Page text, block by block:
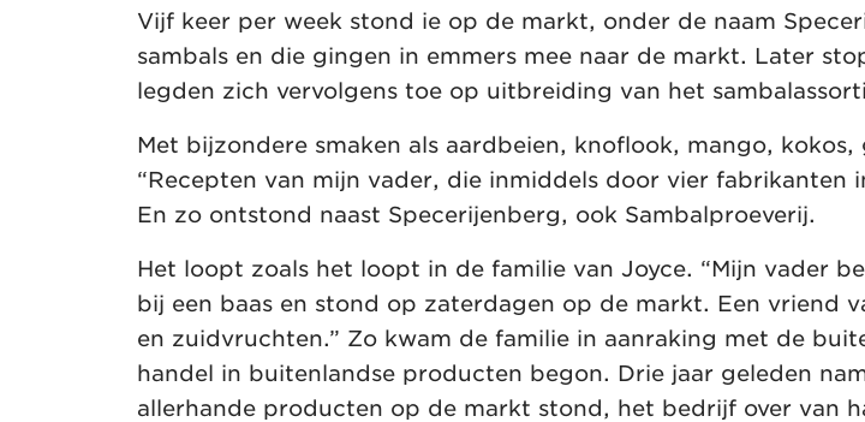
Vijf keer per week stond ie op de markt, onder de naam
sambals en die gingen in emmers mee naar de markt. Later
legden zich vervolgens toe op uitbreiding van het
Met bijzondere smaken als aardbeien, knoflook, mango,
“Recepten van mijn vader, die inmiddels door vier fabrikanten
En zo ontstond naast Specerijenberg, ook Sambalproeverij.
Het loopt zoals het loopt in de familie van Joyce. “Mijn vader
bij een baas en stond op zaterdagen op de markt. Een vriend
en zuidvruchten.” Zo kwam de familie in aanraking met de
handel in buitenlandse producten begon. Drie jaar geleden
allerhande producten op de markt stond, het bedrijf over van